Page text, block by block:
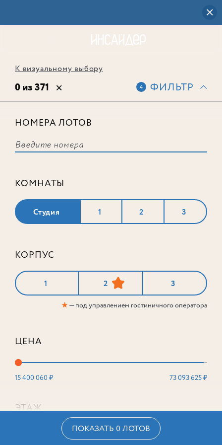
К визуальному выбору
0 из 371 4 ФИЛЬТР
НОМЕРА ЛОТОВ
КОМНАТЫ
Студия 1 2 3
КОРПУС
1 2 3
★— под управлением гостиничного оператора
ЦЕНА
15 400 060 ₽ 73 093 625 ₽
ЭТАЖ
ПОКАЗАТЬ 0 ЛОТОВ
соответствует ни одного лота